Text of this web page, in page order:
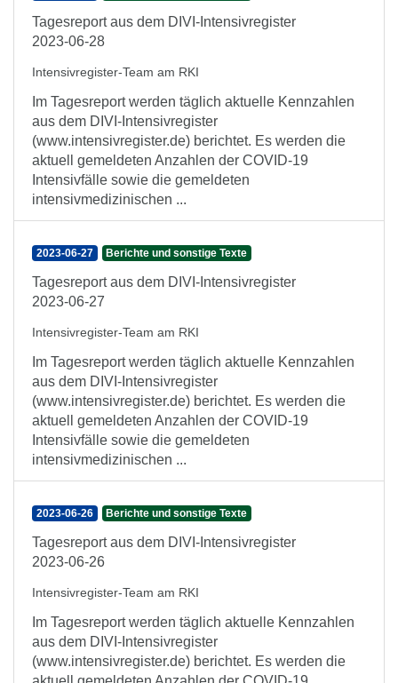
Tagesreport aus dem DIVI-Intensivregister
2023-06-28
Intensivregister-Team am RKI
Im Tagesreport werden täglich aktuelle Kennzahlen
aus dem DIVI-Intensivregister
(www.intensivregister.de) berichtet. Es werden die
aktuell gemeldeten Anzahlen der COVID-19
Intensivfälle sowie die gemeldeten
intensivmedizinischen ...
2023-06-27 Berichte und sonstige Texte
Tagesreport aus dem DIVI-Intensivregister
2023-06-27
Intensivregister-Team am RKI
Im Tagesreport werden täglich aktuelle Kennzahlen
aus dem DIVI-Intensivregister
(www.intensivregister.de) berichtet. Es werden die
aktuell gemeldeten Anzahlen der COVID-19
Intensivfälle sowie die gemeldeten
intensivmedizinischen ...
2023-06-26 Berichte und sonstige Texte
Tagesreport aus dem DIVI-Intensivregister
2023-06-26
Intensivregister-Team am RKI
Im Tagesreport werden täglich aktuelle Kennzahlen
aus dem DIVI-Intensivregister
(www.intensivregister.de) berichtet. Es werden die